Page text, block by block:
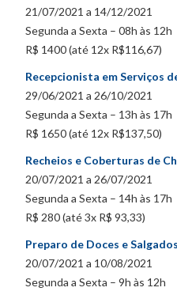
21/07/2021 a 14/12/2021
Segunda a Sexta – 08h às 12h
R$ 1400 (até 12x R$116,67)
Recepcionista em Serviços
29/06/2021 a 26/10/2021
Segunda a Sexta – 13h às 17h
R$ 1650 (até 12x R$137,50)
Recheios e Coberturas de
20/07/2021 a 26/07/2021
Segunda a Sexta – 14h às 17h
R$ 280 (até 3x R$ 93,33)
Preparo de Doces e Salgados
20/07/2021 a 10/08/2021
Segunda a Sexta – 9h às 12h